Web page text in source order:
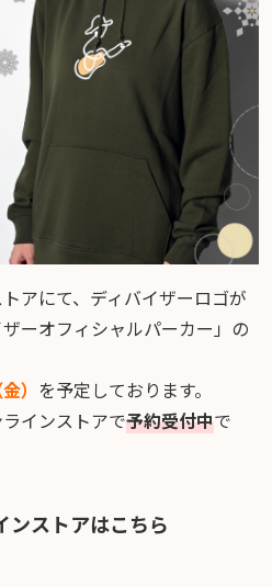
アにて、ディバイザーロゴが
ーオフィシャルパーカー」の
） を予定しております。
インストアで予約受付中で
ンストアはこちら